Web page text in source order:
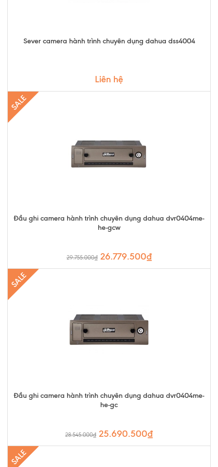
Sever camera hành trình chuyên dụng dahua dss4004
Liên hệ
SALE
Đầu ghi camera hành trình chuyên dụng dahua dvr0404me-
he-gcw
29.755.000₫ 26.779.500₫
SALE
Đầu ghi camera hành trình chuyên dụng dahua dvr0404me-
he-gc
28.545.000₫ 25.690.500₫
SALE